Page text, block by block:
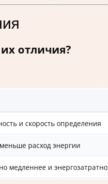
отличия?
и скорость определения
расход энергии
медленнее и энергозатратно